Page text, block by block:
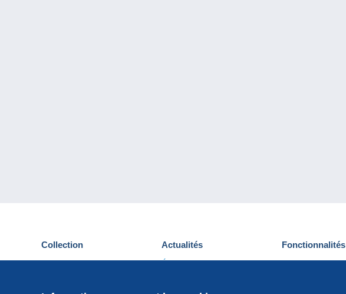
Collection
Cartes postales
Actualités
Événements Delcampe
Fonctionnalités
Nouveautés